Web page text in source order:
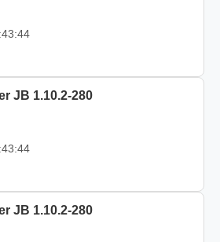
JB 1.10.2-280
JB 1.10.2-280